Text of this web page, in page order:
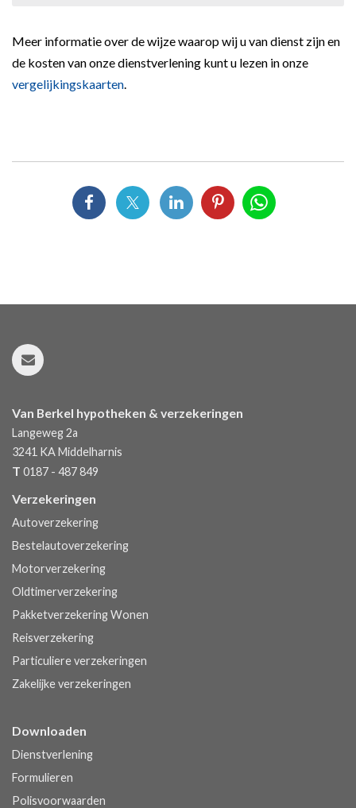
Meer informatie over de wijze waarop wij u van dienst zijn en
de kosten van onze dienstverlening kunt u lezen in onze
vergelijkingskaarten.
Van Berkel hypotheken & verzekeringen
Langeweg 2a
3241 KA Middelharnis
T 0187 - 487 849
Verzekeringen
Autoverzekering
Bestelautoverzekering
Motorverzekering
Oldtimerverzekering
Pakketverzekering Wonen
Reisverzekering
Particuliere verzekeringen
Zakelijke verzekeringen
Downloaden
Dienstverlening
Formulieren
Polisvoorwaarden